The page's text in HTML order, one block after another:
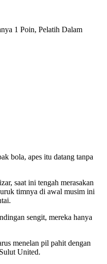
1 Poin, Pelatih Dalam
bola, apes itu datang tanpa
saat ini tengah merasakan
timnya di awal musim ini
sengit, mereka hanya
menelan pil pahit dengan
United.